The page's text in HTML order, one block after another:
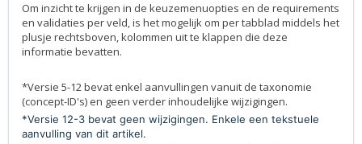
Om inzicht te krijgen in de keuzemenuopties en de requirements
en validaties per veld, is het mogelijk om per tabblad middels het
plusje rechtsboven, kolommen uit te klappen die deze
informatie bevatten.
*Versie 5-12 bevat enkel aanvullingen vanuit de taxonomie
(concept-ID's) en geen verder inhoudelijke wijzigingen.
*Versie 12-3 bevat geen wijzigingen. Enkele een tekstuele
aanvulling van dit artikel.